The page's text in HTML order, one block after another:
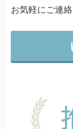
お気軽にご連絡